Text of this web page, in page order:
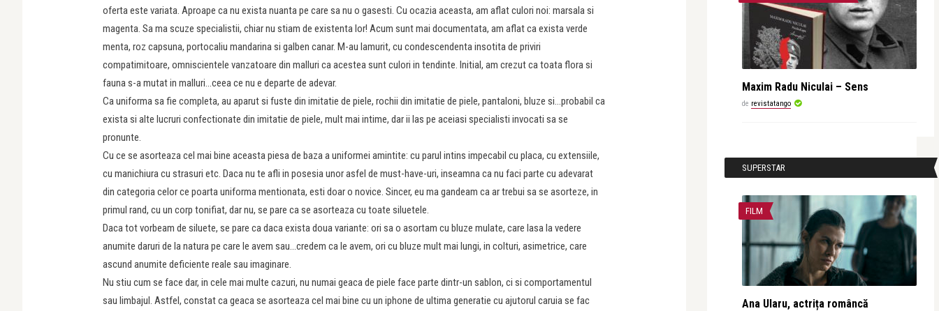
oferta este variata. Aproape ca nu exista nuanta pe care sa nu o gasesti. Cu ocazia aceasta, am aflat culori noi: marsala si
magenta. Sa ma scuze specialistii, chiar nu stiam de existenta lor! Acum sunt mai documentata, am aflat ca exista verde
menta, roz capsuna, portocaliu mandarina si galben canar. M-au lamurit, cu condescendenta insotita de priviri
compatimitoare, omniscientele vanzatoare din malluri ca acestea sunt culori in tendinte. Initial, am crezut ca toata flora si
fauna s-a mutat in malluri…ceea ce nu e departe de adevar.
Ca uniforma sa fie completa, au aparut si fuste din imitatie de piele, rochii din imitatie de piele, pantaloni, bluze si…probabil ca
exista si alte lucruri confectionate din imitatie de piele, mult mai intime, dar ii las pe aceiasi specialisti invocati sa se
pronunte.
Cu ce se asorteaza cel mai bine aceasta piesa de baza a uniformei amintite: cu parul intins impecabil cu placa, cu extensiile,
cu manichiura cu strasuri etc. Daca nu te afli in posesia unor asfel de must-have-uri, inseamna ca nu faci parte cu adevarat
din categoria celor ce poarta uniforma mentionata, esti doar o novice. Sincer, eu ma gandeam ca ar trebui sa se asorteze, in
primul rand, cu un corp tonifiat, dar nu, se pare ca se asorteaza cu toate siluetele.
Daca tot vorbeam de siluete, se pare ca daca exista doua variante: ori sa o asortam cu bluze mulate, care lasa la vedere
anumite daruri de la natura pe care le avem sau…credem ca le avem, ori cu bluze mult mai lungi, in colturi, asimetrice, care
ascund anumite deficiente reale sau imaginare.
Nu stiu cum se face dar, in cele mai multe cazuri, nu numai geaca de piele face parte dintr-un sablon, ci si comportamentul
sau limbajul. Astfel, constat ca geaca se asorteaza cel mai bine cu un iphone de ultima generatie cu ajutorul caruia se fac
Maxim Radu Niculai – Sens
de revistatango
SUPERSTAR
FILM
Ana Ularu, actrița româncă